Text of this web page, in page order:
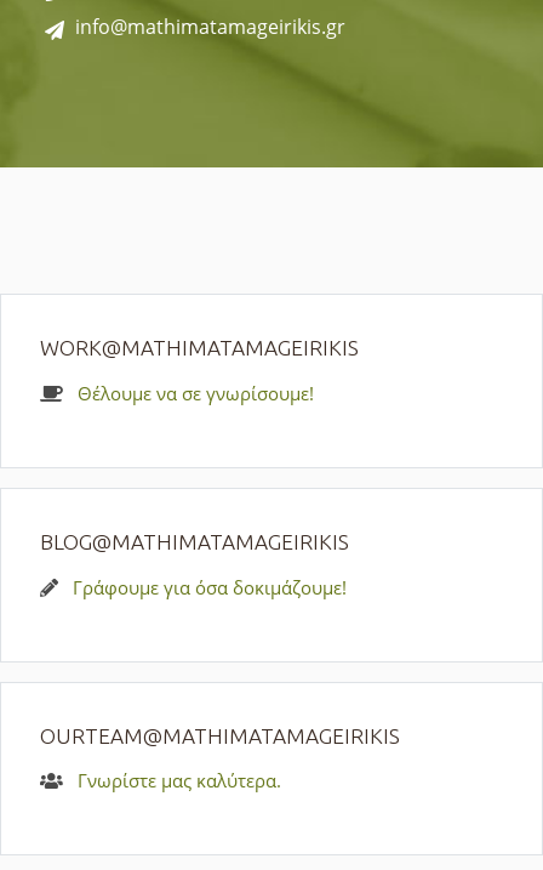
info@mathimatamageirikis.gr
WORK@MATHIMATAMAGEIRIKIS
Θέλουμε να σε γνωρίσουμε!
BLOG@MATHIMATAMAGEIRIKIS
Γράφουμε για όσα δοκιμάζουμε!
OURTEAM@MATHIMATAMAGEIRIKIS
Γνωρίστε μας καλύτερα.